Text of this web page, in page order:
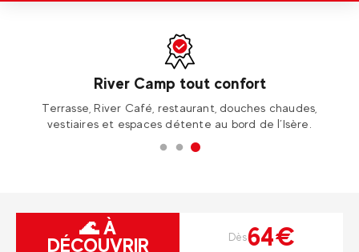
River Camp tout confort
Terrasse, River Café, restaurant, douches chaudes,
vestiaires et espaces détente au bord de l’Isère.
🌊 À
DÉCOUVRIR
Dès64€